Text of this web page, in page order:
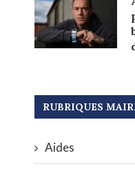
RUBRIQUES
Aides